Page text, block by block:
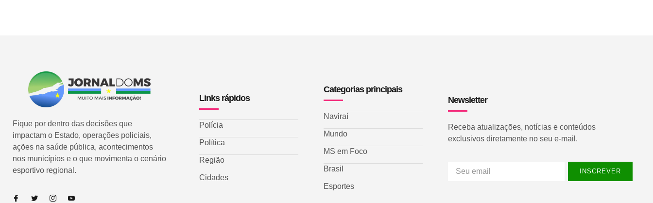
Fique por dentro das decisões que
impactam o Estado, operações policiais,
ações na saúde pública, acontecimentos
nos municípios e o que movimenta o cenário
esportivo regional.
Links rápidos
Polícia
Política
Região
Cidades
Categorias principais
Naviraí
Mundo
MS em Foco
Brasil
Esportes
Newsletter
Receba atualizações, notícias e conteúdos
exclusivos diretamente no seu e-mail.
INSCREVER